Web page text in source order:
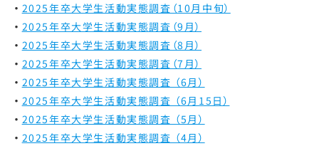
2025年卒大学生活動実態調査（10月中旬）
2025年卒大学生活動実態調査（9月）
2025年卒大学生活動実態調査（8月）
2025年卒大学生活動実態調査（7月）
2025年卒大学生活動実態調査 （6月）
2025年卒大学生活動実態調査 （6月15日）
2025年卒大学生活動実態調査 （5月）
2025年卒大学生活動実態調査 （4月）